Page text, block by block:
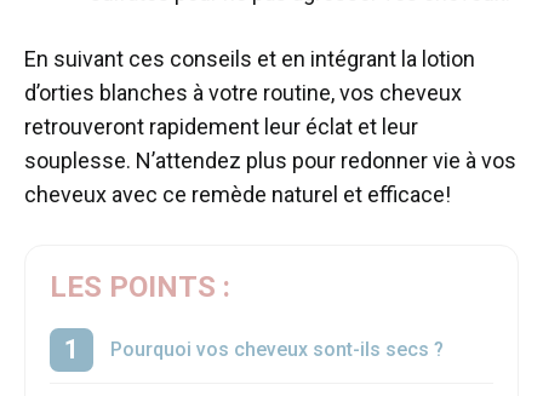
En suivant ces conseils et en intégrant la lotion
d’orties blanches à votre routine, vos cheveux
retrouveront rapidement leur éclat et leur
souplesse. N’attendez plus pour redonner vie à vos
cheveux avec ce remède naturel et efficace!
LES POINTS :
Pourquoi vos cheveux sont-ils secs ?